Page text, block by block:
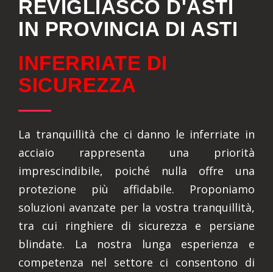
REVIGLIASCO D'ASTI
IN PROVINCIA DI ASTI
INFERRIATE DI
SICUREZZA
La tranquillità che ci danno le inferriate in
acciaio rappresenta una priorità
imprescindibile, poiché nulla offre una
protezione più affidabile. Proponiamo
soluzioni avanzate per la vostra tranquillità,
tra cui ringhiere di sicurezza e persiane
blindate. La nostra lunga esperienza e
competenza nel settore ci consentono di